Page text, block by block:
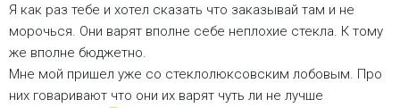
Я как раз тебе и хотел сказать что заказывай там и не
морочься. Они варят вполне себе неплохие стекла. К тому
же вполне бюджетно.
Мне мой пришел уже со стеклолюксовским лобовым. Про
них говаривают что они их варят чуть ли не лучше